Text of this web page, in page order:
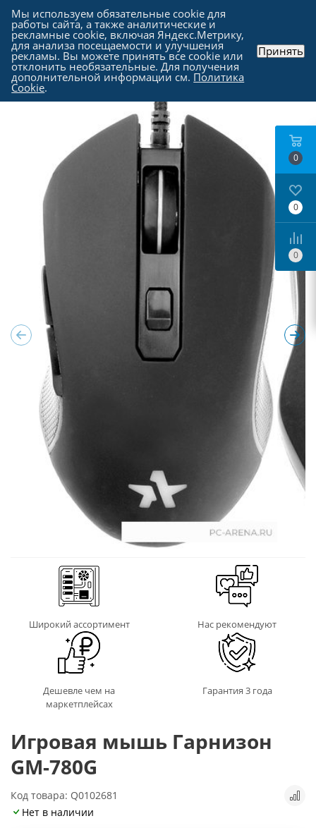
Каталог - Периферия - Компьютерные мыши
Широкий ассортимент Нас рекомендуют
Дешевле чем на
маркетплейсах
Гарантия 3 года
Игровая мышь Гарнизон
GM-780G
Код товара: Q0102681
Нет в наличии
0
0
0
Мы используем обязательные cookie для
работы сайта, а также аналитические и
рекламные cookie, включая Яндекс.Метрику,
для анализа посещаемости и улучшения
рекламы. Вы можете принять все cookie или
отклонить необязательные. Для получения
дополнительной информации см. Политика
Cookie.
Принять